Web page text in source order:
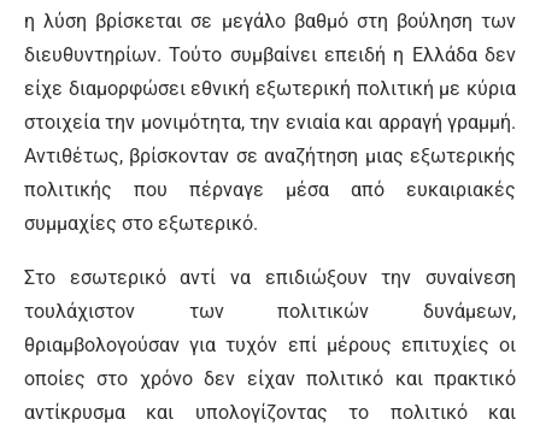
η λύση βρίσκεται σε μεγάλο βαθμό στη βούληση των
διευθυντηρίων. Τούτο συμβαίνει επειδή η Ελλάδα δεν
είχε διαμορφώσει εθνική εξωτερική πολιτική με κύρια
στοιχεία την μονιμότητα, την ενιαία και αρραγή γραμμή.
Αντιθέτως, βρίσκονταν σε αναζήτηση μιας εξωτερικής
πολιτικής που πέρναγε μέσα από ευκαιριακές
συμμαχίες στο εξωτερικό.
Στο εσωτερικό αντί να επιδιώξουν την συναίνεση
τουλάχιστον των πολιτικών δυνάμεων,
θριαμβολογούσαν για τυχόν επί μέρους επιτυχίες οι
οποίες στο χρόνο δεν είχαν πολιτικό και πρακτικό
αντίκρυσμα και υπολογίζοντας το πολιτικό και